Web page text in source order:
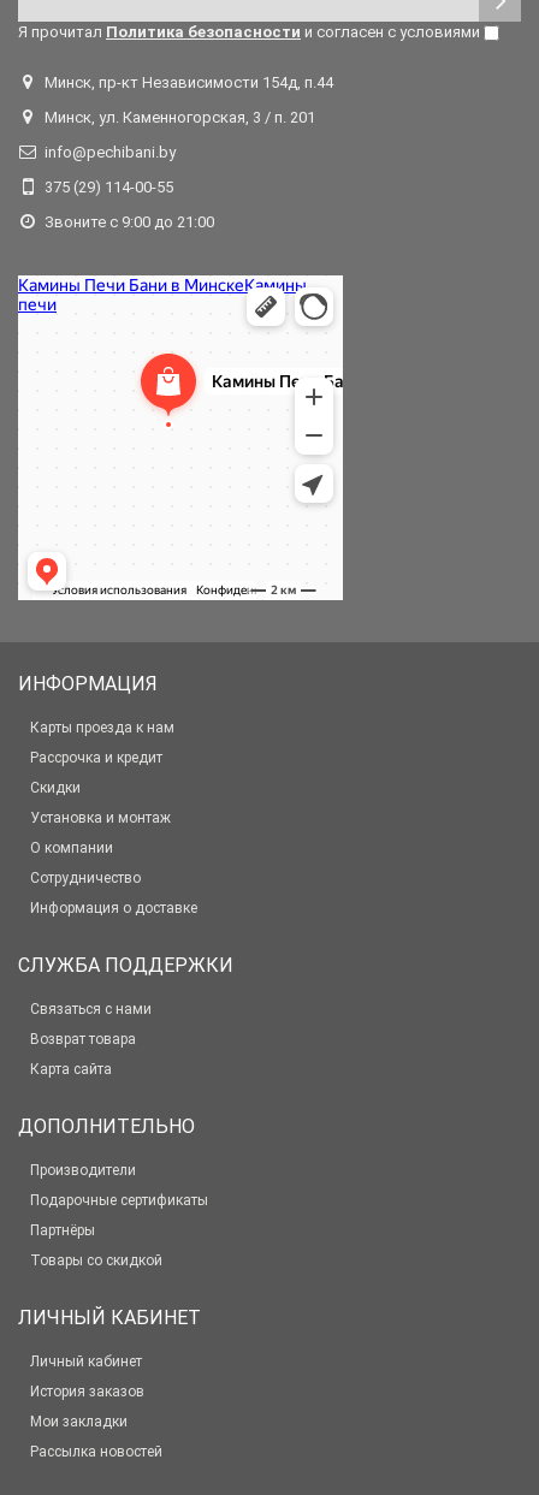
Я прочитал Политика безопасности и согласен с условиями
Минск, пр-кт Независимости 154д, п.44
Минск, ул. Каменногорская, 3 / п. 201
info@pechibani.by
375 (29) 114-00-55
Звоните с 9:00 до 21:00
ИНФОРМАЦИЯ
Карты проезда к нам
Рассрочка и кредит
Скидки
Установка и монтаж
О компании
Сотрудничество
Информация о доставке
СЛУЖБА ПОДДЕРЖКИ
Связаться с нами
Возврат товара
Карта сайта
ДОПОЛНИТЕЛЬНО
Производители
Подарочные сертификаты
Партнёры
Товары со скидкой
ЛИЧНЫЙ КАБИНЕТ
Личный кабинет
История заказов
Мои закладки
Рассылка новостей